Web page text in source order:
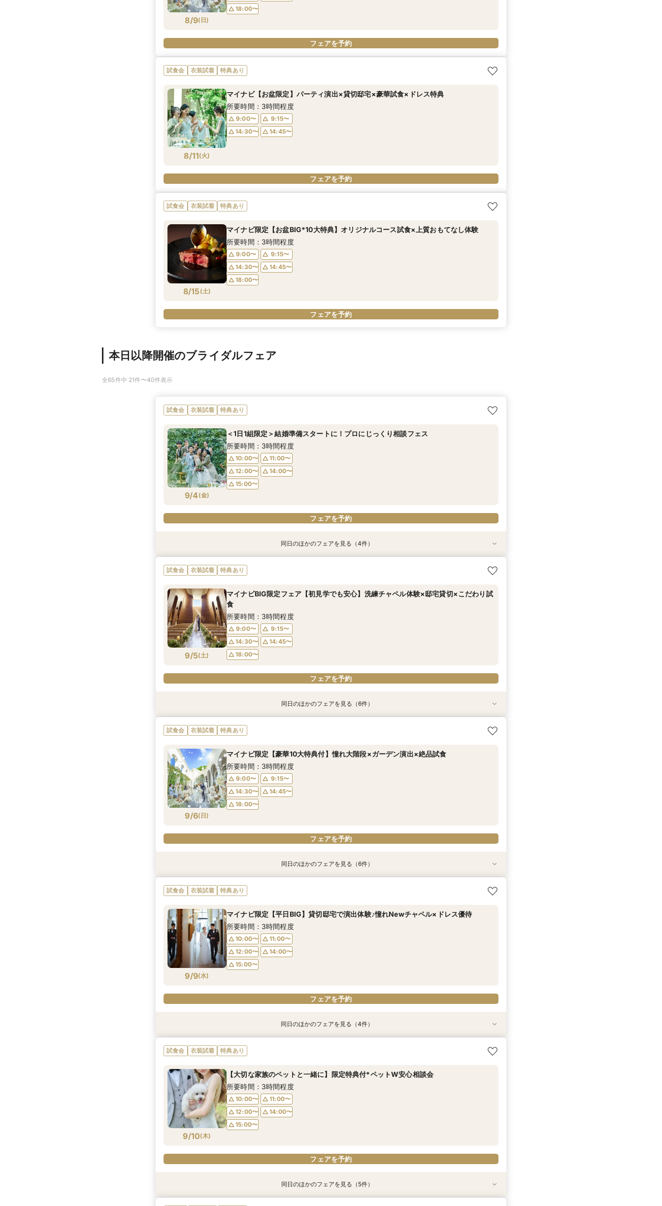
8/9( 日)
18:00〜
フェアを予約
試食会 衣装試着 特典あり
8/11(火)
マイナビ【お盆限定】パーティ演出×貸切邸宅×豪華試食×ドレス特典
所要時間：3時間程度
9:00〜
9:15〜
14:30〜
14:45〜
フェアを予約
試食会 衣装試着 特典あり
8/15(土)
マイナビ限定【お盆BIG*10大特典】オリジナルコース試食×上質おもてなし体験
所要時間：3時間程度
9:00〜
9:15〜
14:30〜
14:45〜
18:00〜
フェアを予約
本日以降開催のブライダルフェア
全65件中 21件〜40件表示
試食会 衣装試着 特典あり
9/4 (金)
＜1日1組限定＞結婚準備スタートに！プロにじっくり相談フェス
所要時間：3時間程度
10:00〜
11:00〜
12:00〜
14:00〜
15:00〜
フェアを予約
9/4(金)
【10名～におすすめ*少人数W】挙式×会食プラン×おもてなし体験
10:00〜
11:00〜
15:00〜
9/4(金)
【大切な家族のペットと一緒に】限定特典付*ペットW安心相談会
10:00〜
11:00〜
15:00〜
9/4(金)
＜初めての式場見学＞心躍る花嫁の第一歩♪ゆったり相談＆見学会
10:00〜
11:00〜
15:00〜
9/4(金)
【遠方の方◎オンライン相談会】スマホで簡単！豪華5大特典付き
10:00〜
11:00〜
15:00〜
同日のほかのフェアを見る（4件）
試食会 衣装試着 特典あり
9/5(土)
マイナビBIG限定フェア【初見学でも安心】洗練チャペル体験×邸宅貸切×こだわり試
食
所要時間：3時間程度
9:00〜
9:15〜
14:30〜
14:45〜
18:00〜
フェアを予約
9/5(土)
＜初めての式場見学＞心躍る花嫁の第一歩♪ゆったり相談＆見学会
9:00〜
9:15〜
14:30〜
18:00〜
9/5(土)
【10名～におすすめ*少人数W★】挙式×贅沢試食×おもてなし体験
9:15〜
14:30〜
18:00〜
9/5(土)
大好評♪ペット婚【支持率NO,1】ペットも安心W*相談会
9:15〜
14:30〜
14:45〜
18:00〜
9/5(土)
【遠方の方◎オンライン相談会】スマホで簡単！豪華5大特典付き
13:00〜 13:30〜
9/5(土)
【料理重視の方◎】シェフ渾身コース試食＆おもてなし料理特典
9:00〜
9:15〜
14:30〜
9/5(土)
「即決ナシ」予算のリアル大公開！本番コーデ×人気ドレス優待付
9:15〜
14:30〜
18:00〜
同日のほかのフェアを見る（6件）
試食会 衣装試着 特典あり
9/6( 日)
マイナビ限定【豪華10大特典付】憧れ大階段×ガーデン演出×絶品試食
所要時間：3時間程度
9:00〜
9:15〜
14:30〜
14:45〜
18:00〜
フェアを予約
9/6( )
＜初めての式場見学＞心躍る花嫁の第一歩♪ゆったり相談＆見学会
9:00〜
9:15〜
14:30〜
18:00〜
9/6( )
【10名～におすすめ*少人数W★】挙式×贅沢試食×おもてなし体験
9:15〜
14:30〜
18:00〜
9/6( )
大好評♪ペット婚【支持率NO,1】ペットも安心W*相談会
9:15〜
14:30〜
14:45〜
18:00〜
9/6( )
【遠方の方◎オンライン相談会】スマホで簡単！豪華5大特典付き
13:00〜 13:30〜
9/6( )
【料理重視の方◎】シェフ渾身コース試食＆おもてなし料理特典
9:10〜 14:30〜
9/6( )
「即決ナシ」予算のリアル大公開！本番コーデ×人気ドレス優待付
9:15〜
14:30〜
18:00〜
同日のほかのフェアを見る（6件）
試食会 衣装試着 特典あり
9/9(水)
マイナビ限定【平日BIG】貸切邸宅で演出体験♪憧れNewチャペル×ドレス優待
所要時間：3時間程度
10:00〜
11:00〜
12:00〜
14:00〜
15:00〜
フェアを予約
9/9(水)
【10名～におすすめ*少人数W】挙式×会食プラン×おもてなし体験
10:00〜
11:00〜
12:00〜
14:00〜
15:00〜
9/9(水)
【大切な家族のペットと一緒に】限定特典付*ペットW安心相談会
10:00〜
11:00〜
12:00〜
14:00〜
15:00〜
9/9(水)
＜初めての式場見学＞心躍る花嫁の第一歩♪ゆったり相談＆見学会
10:00〜
11:00〜
12:00〜
14:00〜
15:00〜
9/9(水)
【遠方の方◎オンライン相談会】スマホで簡単！豪華5大特典付き
10:00〜
11:00〜
12:00〜
14:00〜
15:00〜
同日のほかのフェアを見る（4件）
試食会 衣装試着 特典あり
9/10(木)
【大切な家族のペットと一緒に】限定特典付*ペットW安心相談会
所要時間：3時間程度
10:00〜
11:00〜
12:00〜
14:00〜
15:00〜
フェアを予約
同日のほかのフェアを見る（5件）